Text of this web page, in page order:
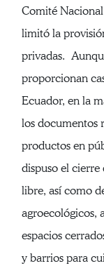
Comité
limitó la
privadas.
proporcionan
Ecuador, en la
los documentos
productos en
dispuso el cierre
libre, así como
agroecológicos,
espacios
y barrios para